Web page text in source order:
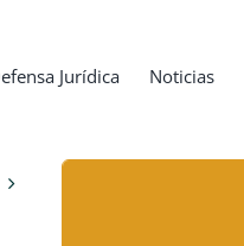
Jurídica Noticias